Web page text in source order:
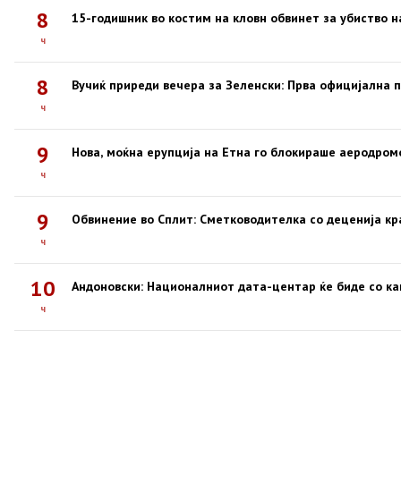
8
ч
15-годишник во костим на кловн обвинет за убиство
8
ч
Вучиќ приреди вечера за Зеленски: Прва официјална
9
ч
Нова, моќна ерупција на Етна го блокираше
9
ч
Обвинение во Сплит: Сметководителка со деценија
10
ч
Андоновски: Националниот дата-центар ќе биде со